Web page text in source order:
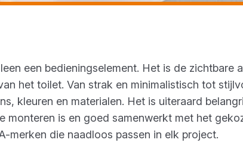
een bedieningselement. Het is de zichtbare
het toilet. Van strak en minimalistisch tot
kleuren en materialen. Het is uiteraard
monteren is en goed samenwerkt met het
merken die naadloos passen in elk project.